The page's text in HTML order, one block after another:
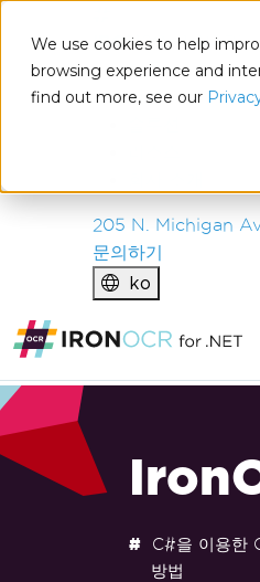
We use cookies to help
browsing experience and
find out more, see our
IRONSOFTWARE
제품
기업
205 N. Michigan
문의하기
ko
C#을 이용한
방법